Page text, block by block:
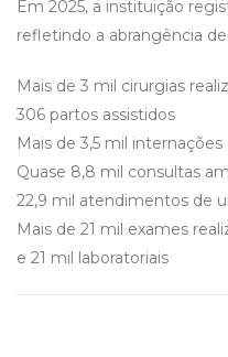
Em 2025, a instituição
refletindo a abrangência
Mais de 3 mil cirurgias
306 partos assistidos
Mais de 3,5 mil internações
Quase 8,8 mil consultas
22,9 mil atendimentos de
Mais de 21 mil exames
e 21 mil laboratoriais